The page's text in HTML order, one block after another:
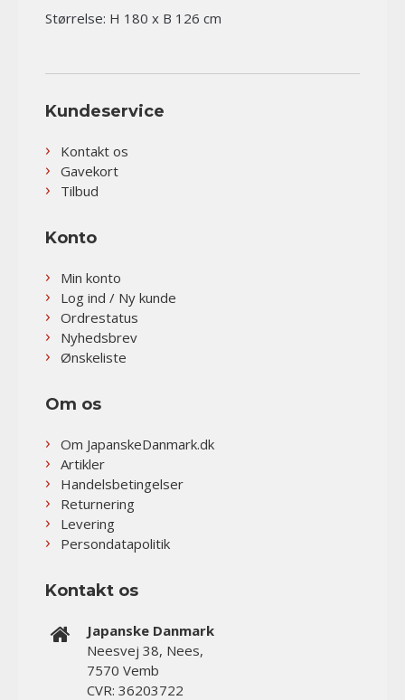
Størrelse: H 180 x B 126 cm
Kundeservice
Kontakt os
Gavekort
Tilbud
Konto
Min konto
Log ind / Ny kunde
Ordrestatus
Nyhedsbrev
Ønskeliste
Om os
Om JapanskeDanmark.dk
Artikler
Handelsbetingelser
Returnering
Levering
Persondatapolitik
Kontakt os
Japanske Danmark
Neesvej 38, Nees,
7570 Vemb
CVR: 36203722